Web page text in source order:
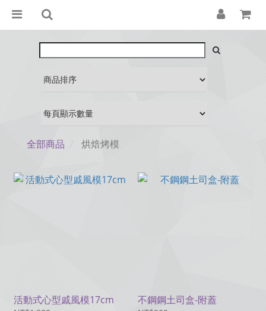
全部商品 烘焙烤模
活動式心型戚風模17cm 不鋼鋼土司盒-附蓋